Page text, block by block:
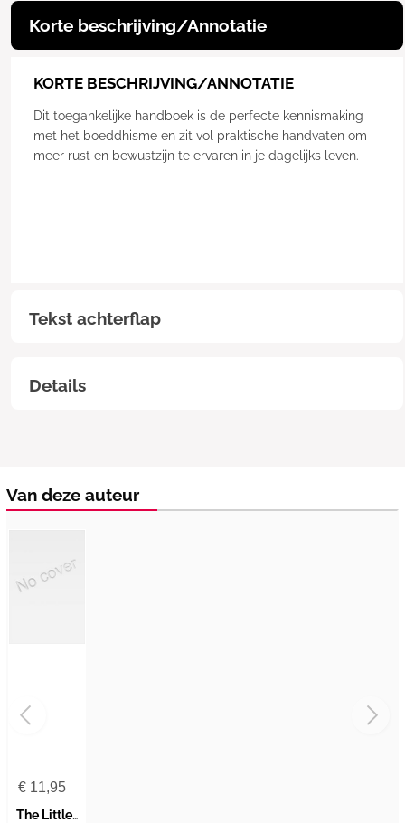
Korte beschrijving/Annotatie
KORTE BESCHRIJVING/ANNOTATIE
Dit toegankelijke handboek is de perfecte kennismaking
met het boeddhisme en zit vol praktische handvaten om
meer rust en bewustzijn te ervaren in je dagelijks leven.
Tekst achterflap
Details
Van deze auteur
€11,95
The Little Book of Buddhism